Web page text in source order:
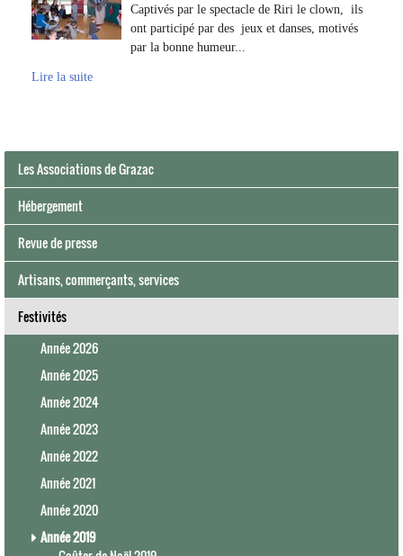
Captivés par le spectacle de Riri le clown, ils
ont participé par des jeux et danses, motivés
par la bonne humeur...
Lire la suite
Les Associations de Grazac
Hébergement
Revue de presse
Artisans, commerçants, services
Festivités
Année 2026
Année 2025
Année 2024
Année 2023
Année 2022
Année 2021
Année 2020
Année 2019